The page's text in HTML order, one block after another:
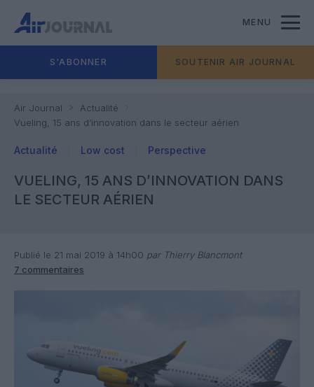
MENU
S'ABONNER SOUTENIR AIR JOURNAL
Air Journal
Actualité
Vueling, 15 ans d’innovation dans le secteur aérien
Actualité Low cost Perspective
VUELING, 15 ANS D’INNOVATION DANS
LE SECTEUR AÉRIEN
Publié le 21 mai 2019 à 14h00 par Thierry Blancmont
7 commentaires